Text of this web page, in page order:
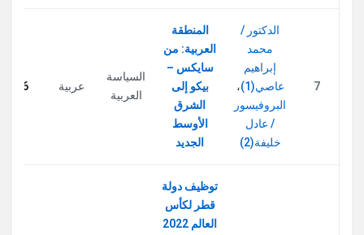
7
الدكتور /
محمد
إبراهيم
عاصي(1)
،
البروفيسور
/ عادل
خليفة(2)
المنطقة
العربية: من
سايكس –
بيكو إلى
الشرق
الأوسط
الجديد
السياسة
العربية
عربية 366
توظيف دولة
قطر لكأس
العالم 2022